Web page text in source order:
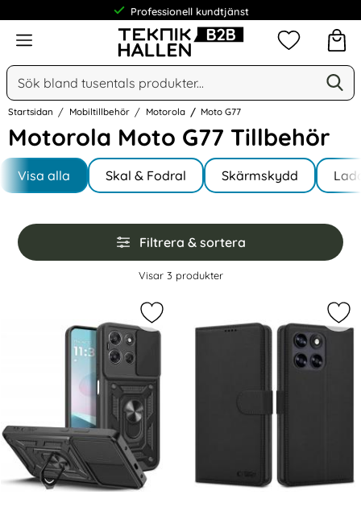
Professionell kundtjänst
Meny
Sök
Sök på Narse Group AB
Mina
Startsidan Mobiltillbehör Motorola Moto G77
Motorola Moto G77 Tillbehör
Hoppa
produkter
Underkategorier
Visa alla
I Moto G77 Skal & Fodral Skärmskydd
Hoppa
över
filtersektionen
Filtrera & sortera
Filtrera & sortera
Visar 3 produkter
Markera tech-Protect Motorola